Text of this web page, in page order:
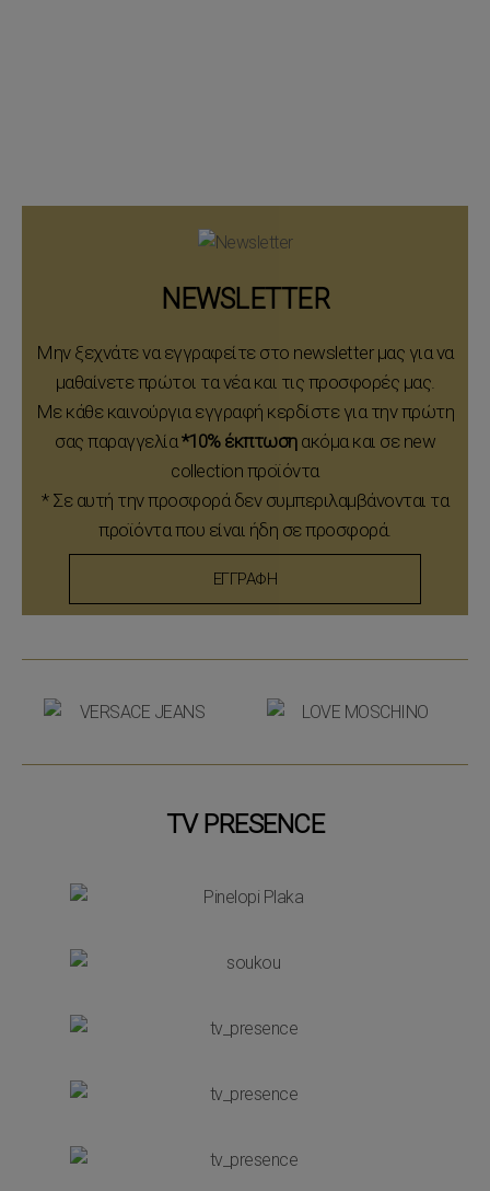
NEWSLETTER
Μην ξεχνάτε να εγγραφείτε στο newsletter μας για να
μαθαίνετε πρώτοι τα νέα και τις προσφορές μας.
Με κάθε καινούργια εγγραφή κερδίστε για την πρώτη
σας παραγγελία*10% έκπτωσηακόμα και σε new
collection προϊόντα
* Σε αυτή την προσφορά δεν συμπεριλαμβάνονται τα
προϊόντα που είναι ήδη σε προσφορά.
ΕΓΓΡΑΦΗ
TV PRESENCE